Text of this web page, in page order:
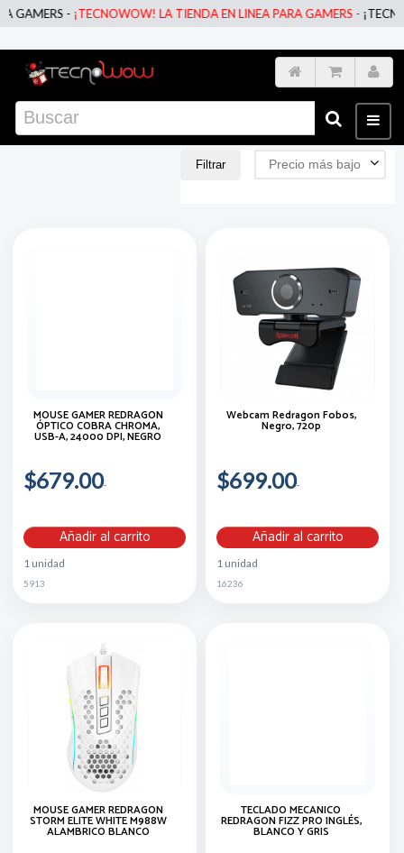
GAMERS -¡TECNOWOW! LA TIENDA EN LINEA PARA GAMERS -
Filtrar Precio más bajo
MOUSE GAMER REDRAGON
ÓPTICO COBRA CHROMA,
USB-A, 24000 DPI, NEGRO
$679.00
Añadir al carrito
1 unidad
5913
Webcam Redragon Fobos,
Negro, 720p
$699.00
Añadir al carrito
1 unidad
16236
MOUSE GAMER REDRAGON
STORM ELITE WHITE M988W
ALAMBRICO BLANCO
TECLADO MECÁNICO
REDRAGON FIZZ PRO INGLÉS,
BLANCO Y GRIS